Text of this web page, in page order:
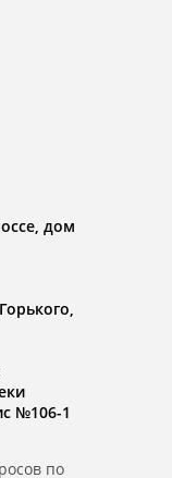
дом
№106-1
по